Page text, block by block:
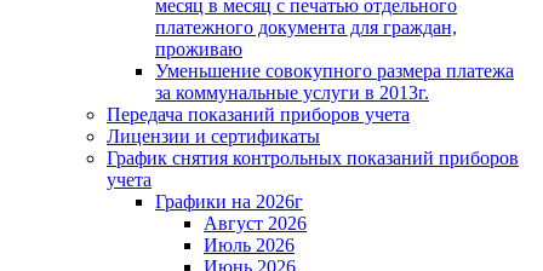
месяц в месяц с печатью отдельного
платежного документа для граждан,
проживаю
Уменьшение совокупного размера платежа
за коммунальные услуги в 2013г.
Передача показаний приборов учета
Лицензии и сертификаты
График снятия контрольных показаний приборов
учета
Графики на 2026г
Август 2026
Июль 2026